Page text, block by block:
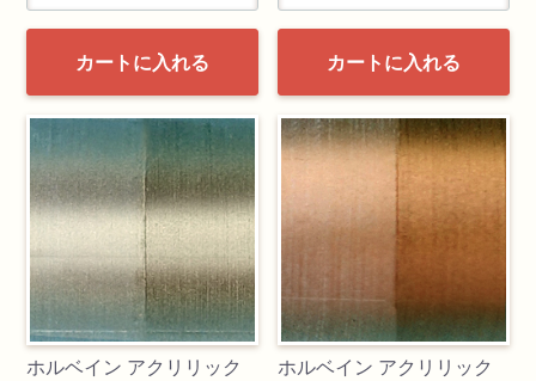
カートに入れる カートに入れる
ホルベイン アクリリック
ホルベイン アクリリック